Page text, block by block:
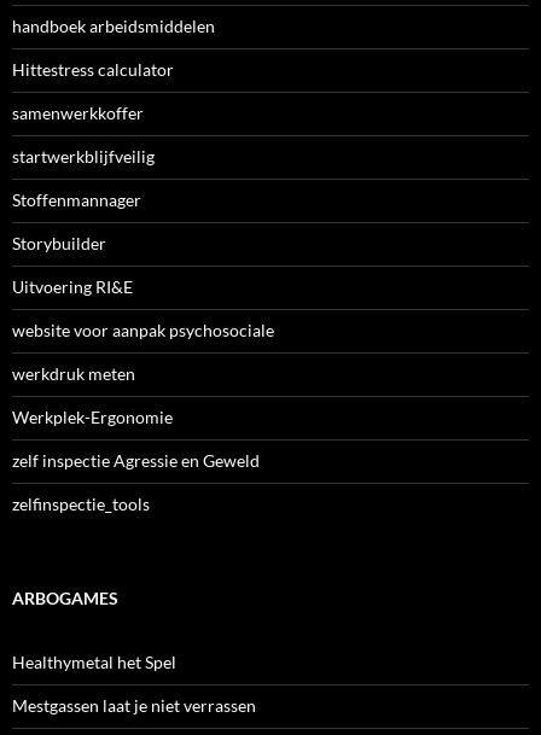
handboek arbeidsmiddelen
Hittestress calculator
samenwerkkoffer
startwerkblijfveilig
Stoffenmannager
Storybuilder
Uitvoering RI&E
website voor aanpak psychosociale
werkdruk meten
Werkplek-Ergonomie
zelf inspectie Agressie en Geweld
zelfinspectie_tools
ARBOGAMES
Healthymetal het Spel
Mestgassen laat je niet verrassen